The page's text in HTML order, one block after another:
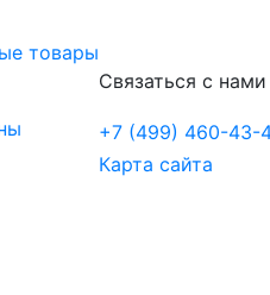
товары
Связаться с нами
+7 (499) 460-43-
Карта сайта